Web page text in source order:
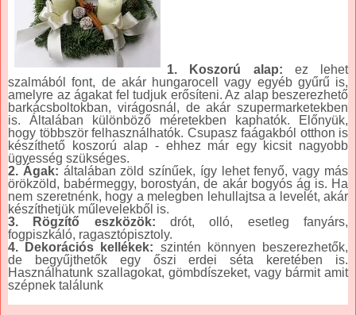
1. Koszorú alap: ez lehet
szalmából font, de akár hungarocell vagy egyéb gyűrű is,
amelyre az ágakat fel tudjuk erősíteni. Az alap beszerezhető
barkácsboltokban, virágosnál, de akár szupermarketekben
is. Általában különböző méretekben kaphatók. Előnyük,
hogy többször felhasználhatók. Csupasz faágakból otthon is
készíthető koszorú alap - ehhez már egy kicsit nagyobb
ügyesség szükséges.
2. Ágak: általában zöld színűek, így lehet fenyő, vagy más
örökzöld, babérmeggy, borostyán, de akár bogyós ág is. Ha
nem szeretnénk, hogy a melegben lehullajtsa a levelét, akár
készíthetjük műlevelekből is.
3. Rögzítő eszközök: drót, olló, esetleg fanyárs,
fogpiszkáló, ragasztópisztoly.
4. Dekorációs kellékek: szintén könnyen beszerezhetők,
de begyűjthetők egy őszi erdei séta keretében is.
Használhatunk szallagokat, gömbdíszeket, vagy bármit amit
szépnek találunk